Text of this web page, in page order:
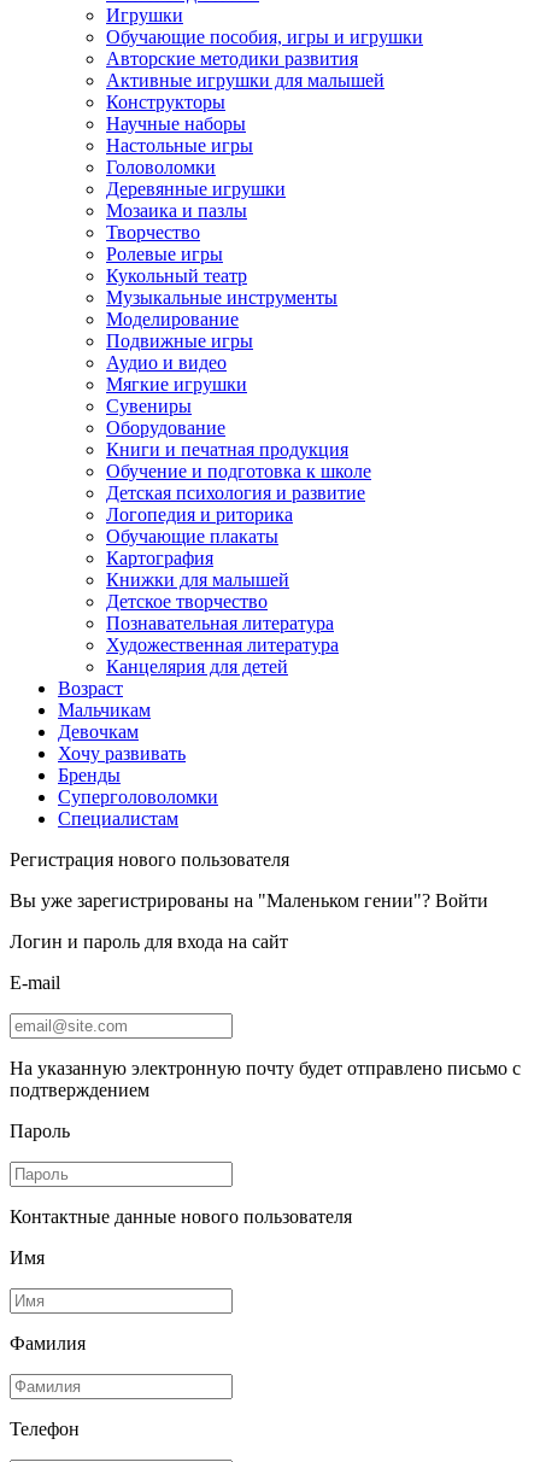
Игрушки
Обучающие пособия, игры и игрушки
Авторские методики развития
Активные игрушки для малышей
Конструкторы
Научные наборы
Настольные игры
Головоломки
Деревянные игрушки
Мозаика и пазлы
Творчество
Ролевые игры
Кукольный театр
Музыкальные инструменты
Моделирование
Подвижные игры
Аудио и видео
Мягкие игрушки
Сувениры
Оборудование
Книги и печатная продукция
Обучение и подготовка к школе
Детская психология и развитие
Логопедия и риторика
Обучающие плакаты
Картография
Книжки для малышей
Детское творчество
Познавательная литература
Художественная литература
Канцелярия для детей
Возраст
Мальчикам
Девочкам
Хочу развивать
Бренды
Суперголоволомки
Специалистам
Регистрация нового пользователя
Вы уже зарегистрированы на "Маленьком гении"? Войти
Логин и пароль для входа на сайт
E-mail
На указанную электронную почту будет отправлено письмо с
подтверждением
Пароль
Контактные данные нового пользователя
Имя
Фамилия
Телефон